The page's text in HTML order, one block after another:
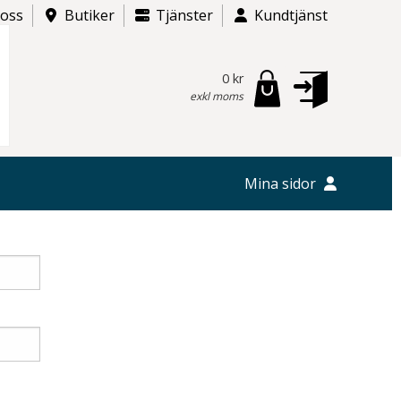
Butiker Tjänster Kundtjänst
0 kr
exkl moms
Mina sidor